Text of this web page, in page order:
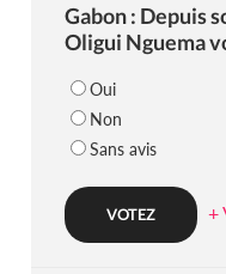
Gabon : Depuis
Oligui Nguema
Oui
Non
Sans avis
+